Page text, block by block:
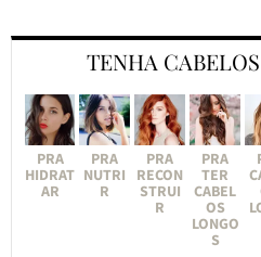
TENHA
PRA
HIDRAT
AR
PRA
NUTRI
R
PRA
RECON
STRUI
R
PRA
TER
CABEL
OS
LONGO
S